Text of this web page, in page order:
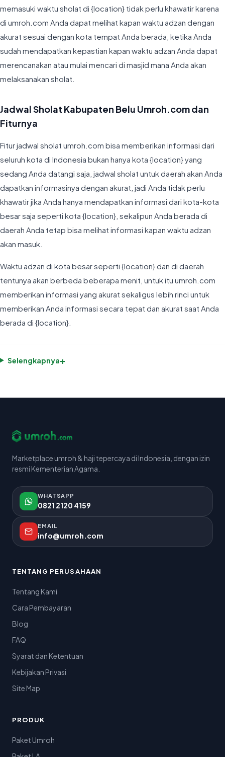
memasuki waktu sholat di {location} tidak perlu khawatir karena
di umroh.com Anda dapat melihat kapan waktu adzan dengan
akurat sesuai dengan kota tempat Anda berada, ketika Anda
sudah mendapatkan kepastian kapan waktu adzan Anda dapat
merencanakan atau mulai mencari di masjid mana Anda akan
melaksanakan sholat.
Jadwal Sholat Kabupaten Belu Umroh.com dan
Fiturnya
Fitur jadwal sholat umroh.com bisa memberikan informasi dari
seluruh kota di Indonesia bukan hanya kota {location} yang
sedang Anda datangi saja, jadwal sholat untuk daerah akan Anda
dapatkan informasinya dengan akurat, jadi Anda tidak perlu
khawatir jika Anda hanya mendapatkan informasi dari kota-kota
besar saja seperti kota {location}, sekalipun Anda berada di
daerah Anda tetap bisa melihat informasi kapan waktu adzan
akan masuk.
Waktu adzan di kota besar seperti {location} dan di daerah
tentunya akan berbeda beberapa menit, untuk itu umroh.com
memberikan informasi yang akurat sekaligus lebih rinci untuk
memberikan Anda informasi secara tepat dan akurat saat Anda
berada di {location}.
Selengkapnya+
Marketplace umroh & haji tepercaya di Indonesia, dengan izin
resmi Kementerian Agama.
WHATSAPP
0821 2120 4159
EMAIL
info@umroh.com
TENTANG PERUSAHAAN
Tentang Kami
Cara Pembayaran
Blog
FAQ
Syarat dan Ketentuan
Kebijakan Privasi
Site Map
PRODUK
Paket Umroh